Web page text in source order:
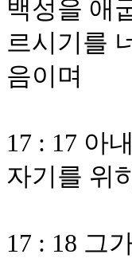
백성을 애
르시기를
음이며
17 : 17 아
자기를 위
17 : 18 그